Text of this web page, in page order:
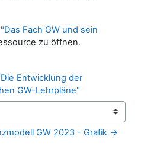
Fach GW und sein
zu öffnen.
Entwicklung der
GW-Lehrpläne"
GW 2023 - Grafik →